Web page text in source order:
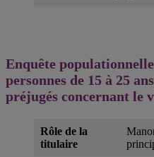
Enquête
personnes de 15 à 25
préjugés concernant le
Rôle de la
titulaire